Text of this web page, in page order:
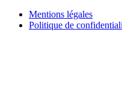
Mentions légales
Politique de